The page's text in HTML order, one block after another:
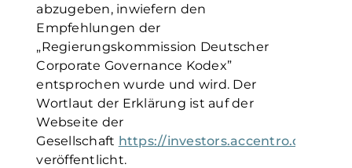
abzugeben, inwiefern den
Empfehlungen der
„Regierungskommission Deutscher
Corporate Governance Kodex”
entsprochen wurde und wird. Der
Wortlaut der Erklärung ist auf der
Webseite der
Gesellschaft https://investors.accentro.de/
veröffentlicht.